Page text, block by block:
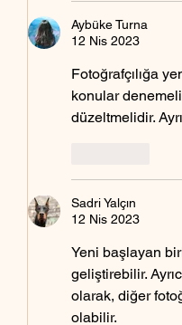
Aybüke Turna
12 Nis 2023
Fotoğrafçılığa
konular
düzeltmelidir.
Sadri Yalçın
12 Nis 2023
Yeni başlayan
geliştirebilir.
olarak, diğer
olabilir.